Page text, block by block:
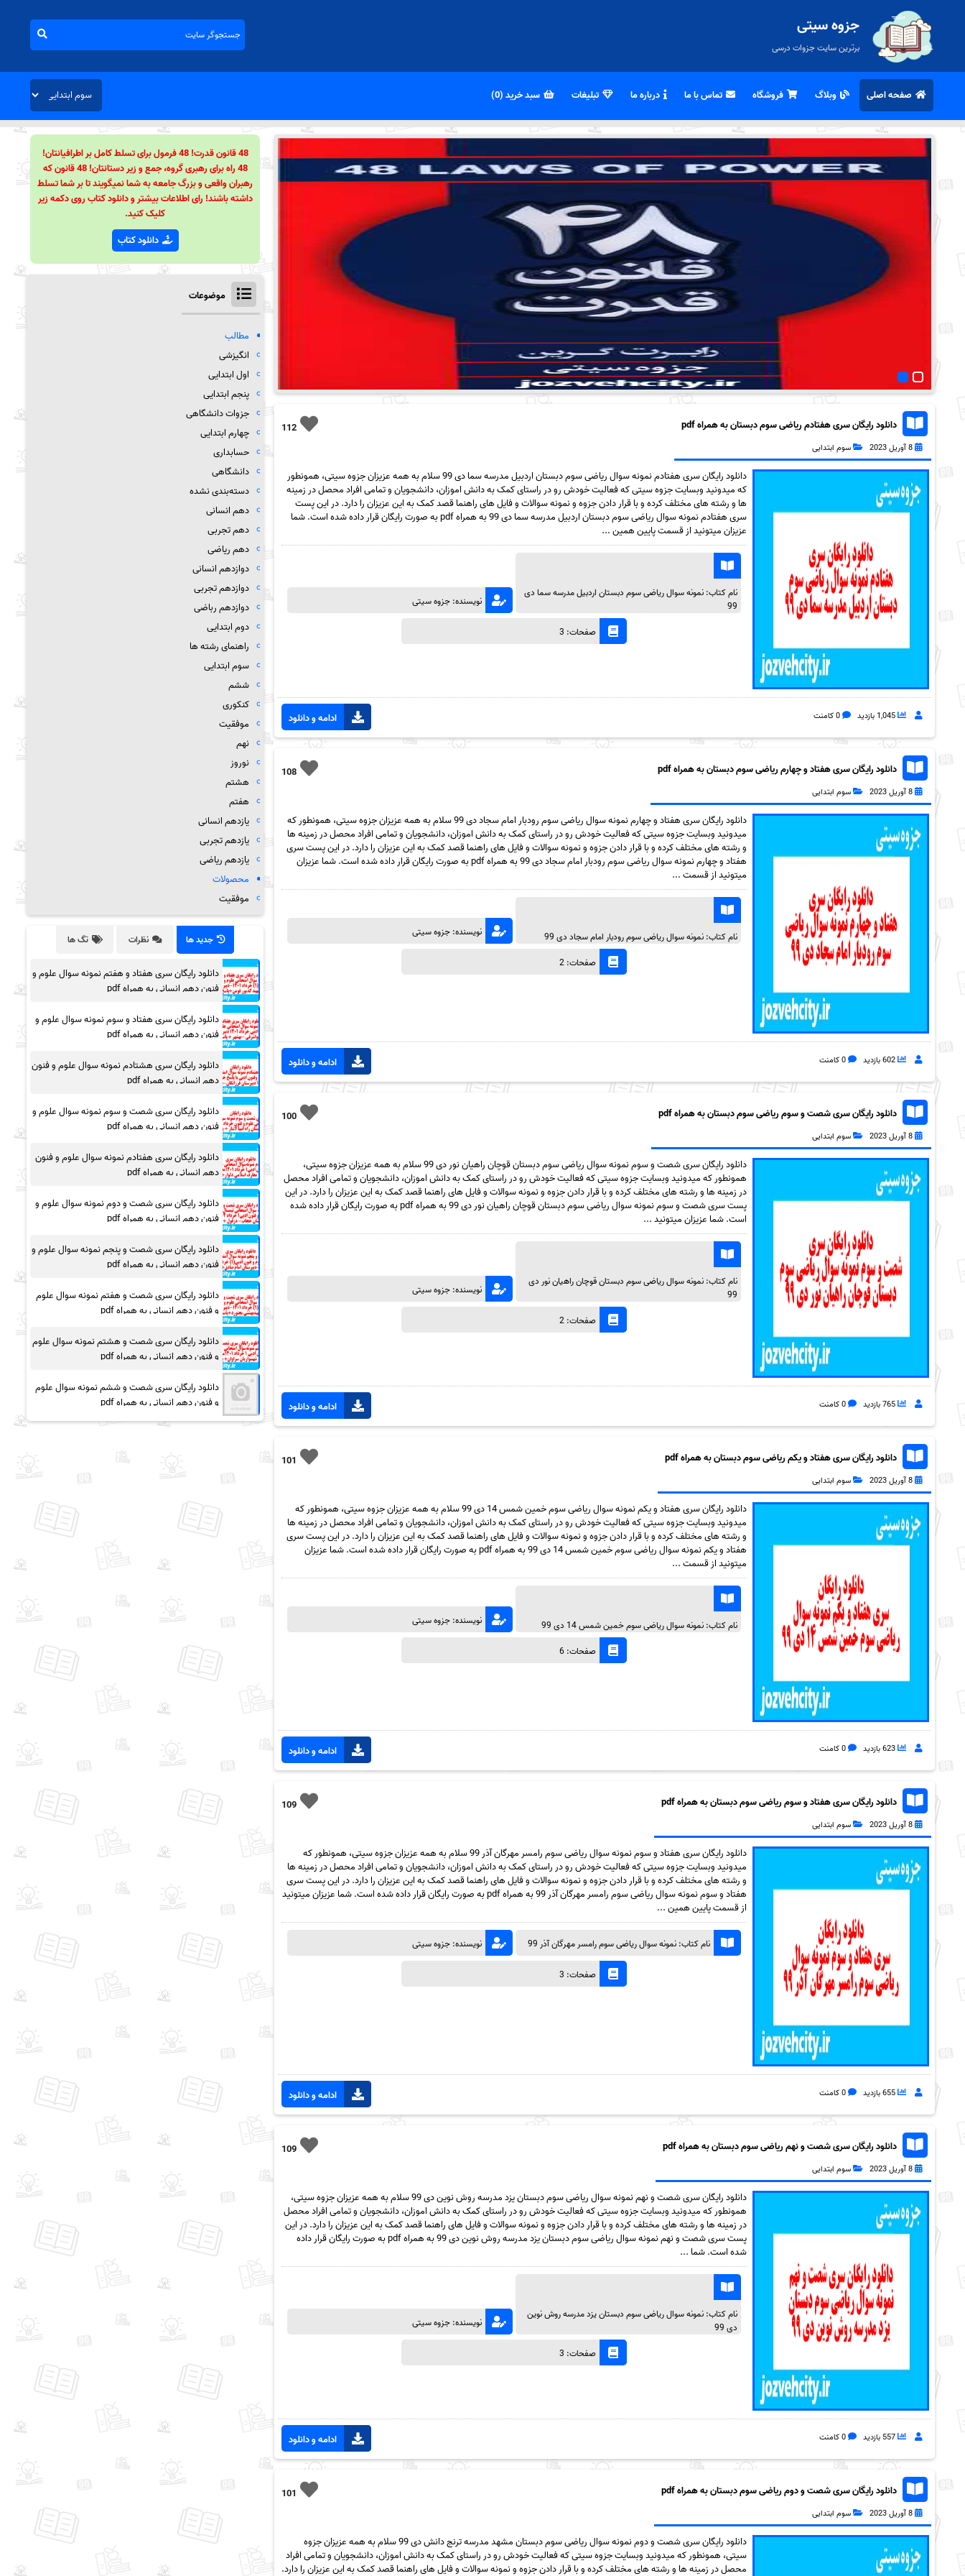
جزوه سیتی
برترین سایت جزوات درسی
صفحه اصلی وبلاگ فروشگاه تماس با ما درباره ما تبلیغات سبد خرید (0)
112 دانلود رایگان سری هفتادم ریاضی سوم دبستان به همراه pdf
8 آوریل 2023 سوم ابتدایی
دانلود رایگان سری هفتادم نمونه سوال ریاضی سوم دبستان اردبیل مدرسه سما دی 99 سلام به همه عزیزان جزوه سیتی، همونطور
که میدونید وبسایت جزوه سیتی که فعالیت خودش رو در راستای کمک به دانش اموزان، دانشجویان و تمامی افراد محصل در زمینه
ها و رشته های مختلف کرده و با قرار دادن جزوه و نمونه سوالات و فایل های راهنما قصد کمک به این عزیزان را دارد. در این پست
سری هفتادم نمونه سوال ریاضی سوم دبستان اردبیل مدرسه سما دی 99 به همراه pdf به صورت رایگان قرار داده شده است. شما
عزیزان میتونید از قسمت پایین همین ...
نام کتاب: نمونه سوال ریاضی سوم دبستان اردبیل مدرسه سما دی
99
نویسنده: جزوه سیتی
صفحات: 3
ادامه و دانلود 1,045 بازدید 0 کامنت
108 دانلود رایگان سری هفتاد و چهارم ریاضی سوم دبستان به همراه pdf
8 آوریل 2023 سوم ابتدایی
دانلود رایگان سری هفتاد و چهارم نمونه سوال ریاضی سوم رودبار امام سجاد دی 99 سلام به همه عزیزان جزوه سیتی، همونطور که
میدونید وبسایت جزوه سیتی که فعالیت خودش رو در راستای کمک به دانش اموزان، دانشجویان و تمامی افراد محصل در زمینه ها
و رشته های مختلف کرده و با قرار دادن جزوه و نمونه سوالات و فایل های راهنما قصد کمک به این عزیزان را دارد. در این پست سری
هفتاد و چهارم نمونه سوال ریاضی سوم رودبار امام سجاد دی 99 به همراه pdf به صورت رایگان قرار داده شده است. شما عزیزان
میتونید از قسمت ...
نام کتاب: نمونه سوال ریاضی سوم رودبار امام سجاد دی 99 نویسنده: جزوه سیتی
صفحات: 2
ادامه و دانلود 602 بازدید 0 کامنت
100 دانلود رایگان سری شصت و سوم ریاضی سوم دبستان به همراه pdf
8 آوریل 2023 سوم ابتدایی
دانلود رایگان سری شصت و سوم نمونه سوال ریاضی سوم دبستان قوچان راهیان نور دی 99 سلام به همه عزیزان جزوه سیتی،
همونطور که میدونید وبسایت جزوه سیتی که فعالیت خودش رو در راستای کمک به دانش اموزان، دانشجویان و تمامی افراد محصل
در زمینه ها و رشته های مختلف کرده و با قرار دادن جزوه و نمونه سوالات و فایل های راهنما قصد کمک به این عزیزان را دارد. در این
پست سری شصت و سوم نمونه سوال ریاضی سوم دبستان قوچان راهیان نور دی 99 به همراه pdf به صورت رایگان قرار داده شده
است. شما عزیزان میتونید ...
نام کتاب: نمونه سوال ریاضی سوم دبستان قوچان راهیان نور دی
99
نویسنده: جزوه سیتی
صفحات: 2
ادامه و دانلود 765 بازدید 0 کامنت
101 دانلود رایگان سری هفتاد و یکم ریاضی سوم دبستان به همراه pdf
8 آوریل 2023 سوم ابتدایی
دانلود رایگان سری هفتاد و یکم نمونه سوال ریاضی سوم خمین شمس 14 دی 99 سلام به همه عزیزان جزوه سیتی، همونطور که
میدونید وبسایت جزوه سیتی که فعالیت خودش رو در راستای کمک به دانش اموزان، دانشجویان و تمامی افراد محصل در زمینه ها
و رشته های مختلف کرده و با قرار دادن جزوه و نمونه سوالات و فایل های راهنما قصد کمک به این عزیزان را دارد. در این پست سری
هفتاد و یکم نمونه سوال ریاضی سوم خمین شمس 14 دی 99 به همراه pdf به صورت رایگان قرار داده شده است. شما عزیزان
میتونید از قسمت ...
نام کتاب: نمونه سوال ریاضی سوم خمین شمس 14 دی 99 نویسنده: جزوه سیتی
صفحات: 6
ادامه و دانلود 623 بازدید 0 کامنت
109 دانلود رایگان سری هفتاد و سوم ریاضی سوم دبستان به همراه pdf
8 آوریل 2023 سوم ابتدایی
دانلود رایگان سری هفتاد و سوم نمونه سوال ریاضی سوم رامسر مهرگان آذر 99 سلام به همه عزیزان جزوه سیتی، همونطور که
میدونید وبسایت جزوه سیتی که فعالیت خودش رو در راستای کمک به دانش اموزان، دانشجویان و تمامی افراد محصل در زمینه ها
و رشته های مختلف کرده و با قرار دادن جزوه و نمونه سوالات و فایل های راهنما قصد کمک به این عزیزان را دارد. در این پست سری
هفتاد و سوم نمونه سوال ریاضی سوم رامسر مهرگان آذر 99 به همراه pdf به صورت رایگان قرار داده شده است. شما عزیزان میتونید
از قسمت پایین همین ...
نام کتاب: نمونه سوال ریاضی سوم رامسر مهرگان آذر 99 نویسنده: جزوه سیتی
صفحات: 3
ادامه و دانلود 655 بازدید 0 کامنت
109 دانلود رایگان سری شصت و نهم ریاضی سوم دبستان به همراه pdf
8 آوریل 2023 سوم ابتدایی
دانلود رایگان سری شصت و نهم نمونه سوال ریاضی سوم دبستان یزد مدرسه روش نوین دی 99 سلام به همه عزیزان جزوه سیتی،
همونطور که میدونید وبسایت جزوه سیتی که فعالیت خودش رو در راستای کمک به دانش اموزان، دانشجویان و تمامی افراد محصل
در زمینه ها و رشته های مختلف کرده و با قرار دادن جزوه و نمونه سوالات و فایل های راهنما قصد کمک به این عزیزان را دارد. در این
پست سری شصت و نهم نمونه سوال ریاضی سوم دبستان یزد مدرسه روش نوین دی 99 به همراه pdf به صورت رایگان قرار داده
شده است. شما ...
نام کتاب: نمونه سوال ریاضی سوم دبستان یزد مدرسه روش نوین
دی 99
نویسنده: جزوه سیتی
صفحات: 3
ادامه و دانلود 557 بازدید 0 کامنت
101 دانلود رایگان سری شصت و دوم ریاضی سوم دبستان به همراه pdf
8 آوریل 2023 سوم ابتدایی
دانلود رایگان سری شصت و دوم نمونه سوال ریاضی سوم دبستان مشهد مدرسه ترنج دانش دی 99 سلام به همه عزیزان جزوه
سیتی، همونطور که میدونید وبسایت جزوه سیتی که فعالیت خودش رو در راستای کمک به دانش اموزان، دانشجویان و تمامی افراد
محصل در زمینه ها و رشته های مختلف کرده و با قرار دادن جزوه و نمونه سوالات و فایل های راهنما قصد کمک به این عزیزان را دارد.
48 قانون قدرت! 48 فرمول برای تسلط کامل بر اطرافیانتان!
48 راه برای رهبری گروه، جمع و زیر دستانتان! 48 قانون که
رهبران واقعی و بزرگ جامعه به شما نمیگویند تا بر شما تسلط
داشته باشند! رای اطلاعات بیشتر و دانلود کتاب روی دکمه زیر
کلیک کنید.
دانلود کتاب
موضوعات
مطالب
انگیزشی
اول ابتدایی
پنجم ابتدایی
جزوات دانشگاهی
چهارم ابتدایی
حسابداری
دانشگاهی
دسته‌بندی نشده
دهم انسانی
دهم تجربی
دهم ریاضی
دوازدهم انسانی
دوازدهم تجربی
دوازدهم رباضی
دوم ابتدایی
راهنمای رشته ها
سوم ابتدایی
ششم
کنکوری
موفقیت
نهم
نوروز
هشتم
هفتم
یازدهم انسانی
یازدهم تجربی
یازدهم ریاضی
محصولات
موفقیت
جدید ها نظرات تگ ها
دانلود رایگان سری هفتاد و هفتم نمونه سوال علوم و
فنون دهم انسانی به همراه pdf
دانلود رایگان سری هفتاد و سوم نمونه سوال علوم و
فنون دهم انسانی به همراه pdf
دانلود رایگان سری هشتادم نمونه سوال علوم و فنون
دهم انسانی به همراه pdf
دانلود رایگان سری شصت و سوم نمونه سوال علوم و
فنون دهم انسانی به همراه pdf
دانلود رایگان سری هفتادم نمونه سوال علوم و فنون
دهم انسانی به همراه pdf
دانلود رایگان سری شصت و دوم نمونه سوال علوم و
فنون دهم انسانی به همراه pdf
دانلود رایگان سری شصت و پنجم نمونه سوال علوم و
فنون دهم انسانی به همراه pdf
دانلود رایگان سری شصت و هفتم نمونه سوال علوم
و فنون دهم انسانی به همراه pdf
دانلود رایگان سری شصت و هشتم نمونه سوال علوم
و فنون دهم انسانی به همراه pdf
دانلود رایگان سری شصت و ششم نمونه سوال علوم
و فنون دهم انسانی به همراه pdf